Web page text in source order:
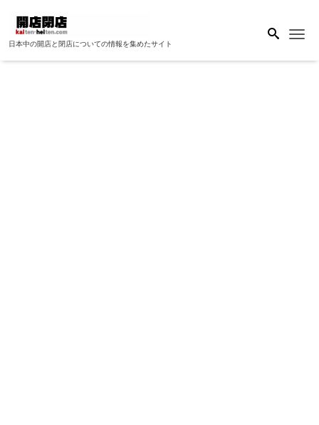
日本中の開店と閉店についての情報を集めたサイト